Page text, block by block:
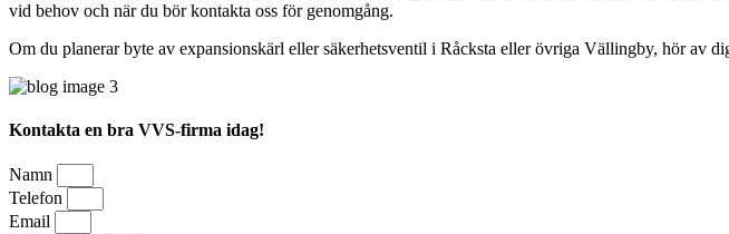
vid behov och när du bör kontakta oss för genomgång.
Om du planerar byte av expansionskärl eller säkerhetsventil i Råcksta eller övriga Vällingby, hör av
Kontakta en bra VVS-firma idag!
Namn
Telefon
Email